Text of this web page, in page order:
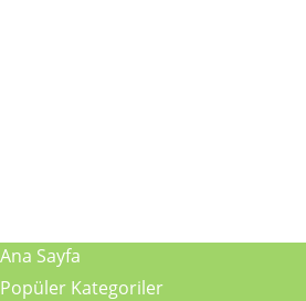
Ana Sayfa
Popüler Kategoriler